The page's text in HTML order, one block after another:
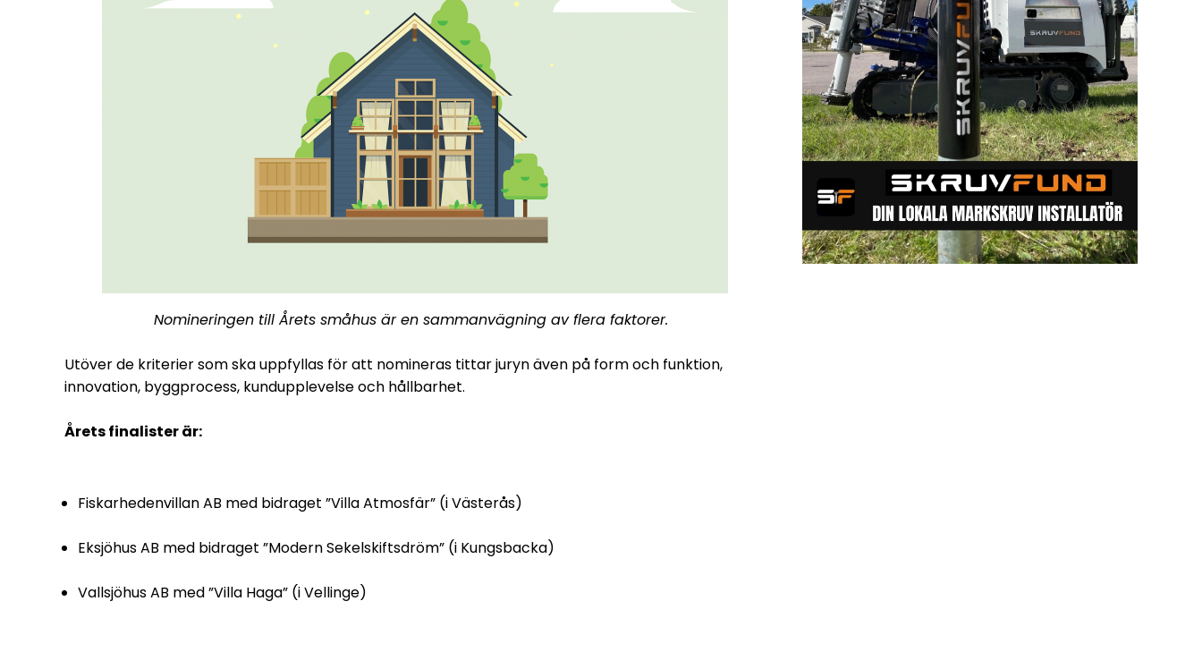
Sök
Nomineringen till Årets småhus är en sammanvägning av flera faktorer.
Utöver de kriterier som ska uppfyllas för att nomineras tittar juryn även på form och funktion,
innovation, byggprocess, kundupplevelse och hållbarhet.
Årets finalister är:
Fiskarhedenvillan AB med bidraget ”Villa Atmosfär” (i Västerås)
Eksjöhus AB med bidraget ”Modern Sekelskiftsdröm” (i Kungsbacka)
Vallsjöhus AB med ”Villa Haga” (i Vellinge)